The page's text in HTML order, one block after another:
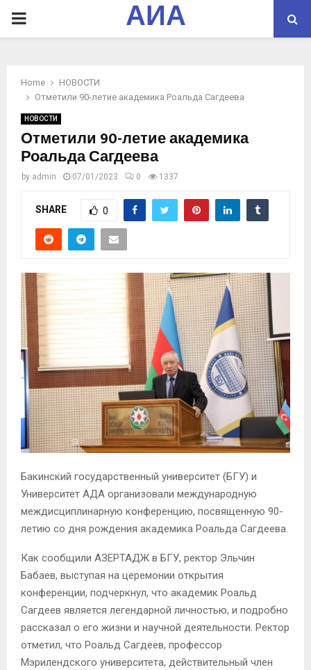
PRIMARY
АИА
Home
НОВОСТИ
Отметили 90-летие академика Роальда Сагдеева
НОВОСТИ
Отметили 90-летие академика
Роальда Сагдеева
by admin 07/01/2023 0 1337
SHARE 0
Бакинский государственный университет (БГУ) и
Университет АДА организовали международную
междисциплинарную конференцию, посвященную 90-
летию со дня рождения академика Роальда Сагдеева.
Как сообщили АЗЕРТАДЖ в БГУ, ректор Эльчин
Бабаев, выступая на церемонии открытия
конференции, подчеркнул, что академик Роальд
Сагдеев является легендарной личностью, и подробно
рассказал о его жизни и научной деятельности. Ректор
отметил, что Роальд Сагдеев, профессор
Мэрилендского университета, действительный член